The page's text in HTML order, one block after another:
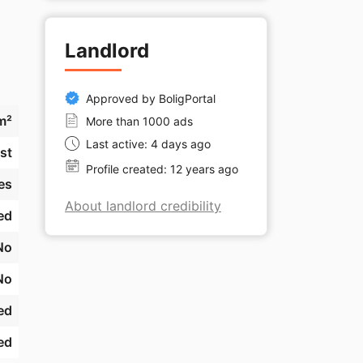
Landlord
Approved by BoligPortal
More than 1000 ads
Last active: 4 days ago
Profile created: 12 years ago
About landlord credibility